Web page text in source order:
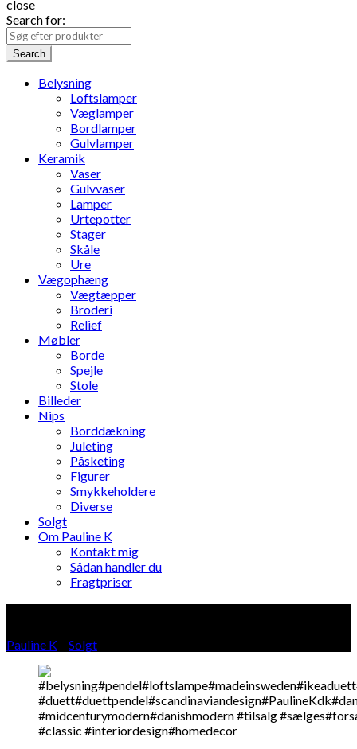
close
Search for:
Search
Belysning
Loftslamper
Væglamper
Bordlamper
Gulvlamper
Keramik
Vaser
Gulvvaser
Lamper
Urtepotter
Stager
Skåle
Ure
Vægophæng
Vægtæpper
Broderi
Relief
Møbler
Borde
Spejle
Stole
Billeder
Nips
Borddækning
Juleting
Påsketing
Figurer
Smykkeholdere
Diverse
Solgt
Om Pauline K
Kontakt mig
Sådan handler du
Fragtpriser
Pauline K Solgt